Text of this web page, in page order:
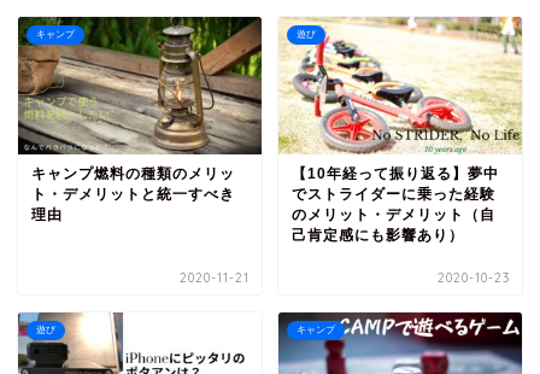
キャンプ
キャンプ燃料の種類のメリッ
ト・デメリットと統一すべき
理由
2020-11-21
遊び
【10年経って振り返る】夢中
でストライダーに乗った経験
のメリット・デメリット（自
己肯定感にも影響あり）
2020-10-23
遊び キャンプ